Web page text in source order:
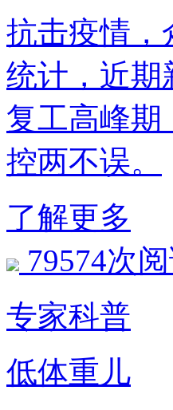
抗击疫情，
统计，近期
复工高峰期
控两不误。
了解更多
79574次
专家科普
低体重儿